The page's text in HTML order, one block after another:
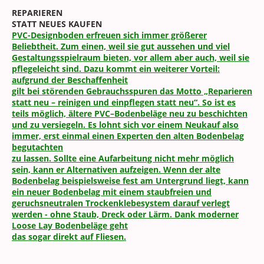
REPARIEREN
STATT NEUES KAUFEN
PVC-Designboden erfreuen sich immer größerer
Beliebtheit. Zum einen, weil sie gut aussehen und viel
Gestaltungsspielraum bieten, vor allem aber auch, weil sie
pflegeleicht sind. Dazu kommt ein weiterer Vorteil:
aufgrund der Beschaffenheit
gilt bei störenden Gebrauchsspuren das Motto „Reparieren
statt neu – reinigen und einpflegen statt neu“. So ist es
teils möglich, ältere PVC–Bodenbeläge neu zu beschichten
und zu versiegeln. Es lohnt sich vor einem Neukauf also
immer, erst einmal einen Experten den alten Bodenbelag
begutachten
zu lassen. Sollte eine Aufarbeitung nicht mehr möglich
sein, kann er Alternativen aufzeigen. Wenn der alte
Bodenbelag beispielsweise fest am Untergrund liegt, kann
ein neuer Bodenbelag mit einem staubfreien und
geruchsneutralen Trockenklebesystem darauf verlegt
werden - ohne Staub, Dreck oder Lärm. Dank moderner
Loose Lay Bodenbeläge geht
das sogar direkt auf Fliesen.